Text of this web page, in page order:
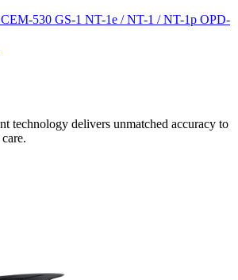
CEM-530 GS-1 NT-1e / NT-1 / NT-1p OPD-
technology delivers unmatched accuracy to